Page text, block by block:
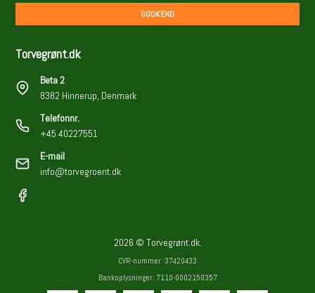
GODKEND
Torvegrønt.dk
Beta 2
8382 Hinnerup, Denmark
Telefonnr.
+45 40227551
E-mail
info@torvegroent.dk
2026 © Torvegrønt.dk.
CVR-nummer: 37420433
Bankoplysninger: 7110-0002150357